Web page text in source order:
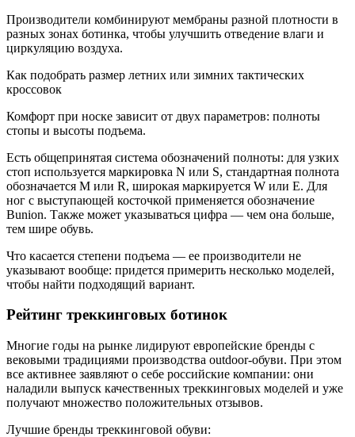
Производители комбинируют мембраны разной плотности в
разных зонах ботинка, чтобы улучшить отведение влаги и
циркуляцию воздуха.
Как подобрать размер летних или зимних тактических
кроссовок
Комфорт при носке зависит от двух параметров: полноты
стопы и высоты подъема.
Есть общепринятая система обозначений полноты: для узких
стоп используется маркировка N или S, стандартная полнота
обозначается M или R, широкая маркируется W или E. Для
ног с выступающей косточкой применяется обозначение
Bunion. Также может указываться цифра — чем она больше,
тем шире обувь.
Что касается степени подъема — ее производители не
указывают вообще: придется примерить несколько моделей,
чтобы найти подходящий вариант.
Рейтинг треккинговых ботинок
Многие годы на рынке лидируют европейские бренды с
вековыми традициями производства outdoor-обуви. При этом
все активнее заявляют о себе российские компании: они
наладили выпуск качественных треккинговых моделей и уже
получают множество положительных отзывов.
Лучшие бренды треккинговой обуви: